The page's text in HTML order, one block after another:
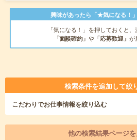
興味があったら「★気になる！
「気になる！」を押しておくと
「面談確約」 や 「応募歓迎」 が
検索条件を追加して絞
こだわりでお仕事情報を絞り込む
他の検索結果ページ